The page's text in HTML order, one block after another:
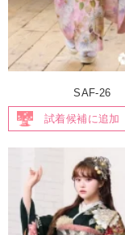
SAF-26
試着候補に追加